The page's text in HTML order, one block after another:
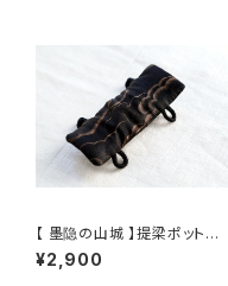
【 墨隐の山城 】提梁ポット用
のホットマット
¥2,900